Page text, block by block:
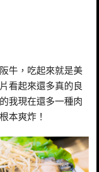
牛，吃起來就是美
看起來還多真的良
我現在還多一種肉
本爽炸！